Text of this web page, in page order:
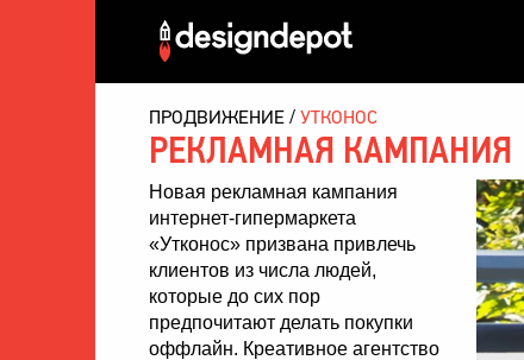
ПРОДВИЖЕНИЕ УТКОНОС
РЕКЛАМНАЯ КАМПАНИЯ
Новая рекламная кампания
интернет-гипермаркета
«Утконос» призвана привлечь
клиентов из числа людей,
которые до сих пор
предпочитают делать покупки
оффлайн. Креативное агентство